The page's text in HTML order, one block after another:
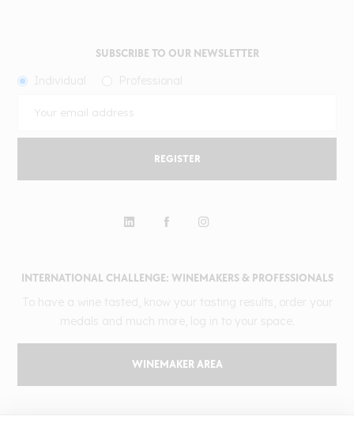
INTERNATIONAL CHALLENGE: WINEMAKERS & PROFESSIONALS
WINEMAKER AREA
SUBSCRIBE TO OUR NEWSLETTER
REGISTER